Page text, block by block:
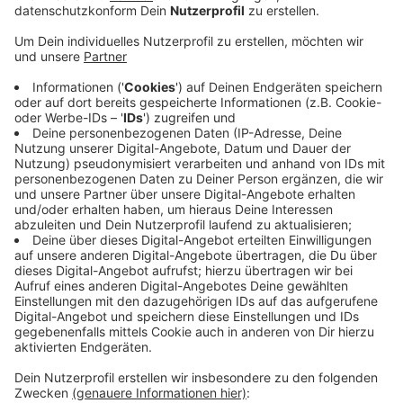
Er wird schon an der Ecke Marktgrafenstraße /
Kaiserstraße enden. Die neuen Auflagen führen auch zu
höheren Kosten, sagt der Vorsitzende des Schwelmer
Nachbarschaftverbandes Enzo Caruso. Die
Sicherheitskosten belaufen sich auf 15.000 bis 20.000
Euro. Die Finanzierung des diesjährigen Festes ist zwar
gesichert, für das kommende Jahr wird aber dringend
um Spenden gebeten. Diese Entwicklung betrifft nicht
nur unseren Kreis, deutschlandweit leiden Umzüge
unter steigenden Sicherheitsauflagen - und den damit
verbundenen Kosten.
Anzeige